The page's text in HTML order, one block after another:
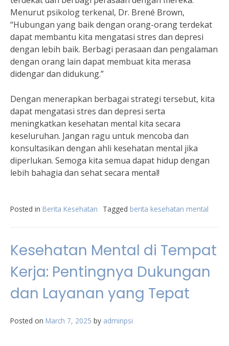
Menurut psikolog terkenal, Dr. Brené Brown,
“Hubungan yang baik dengan orang-orang terdekat
dapat membantu kita mengatasi stres dan depresi
dengan lebih baik. Berbagi perasaan dan pengalaman
dengan orang lain dapat membuat kita merasa
didengar dan didukung.”
Dengan menerapkan berbagai strategi tersebut, kita
dapat mengatasi stres dan depresi serta
meningkatkan kesehatan mental kita secara
keseluruhan. Jangan ragu untuk mencoba dan
konsultasikan dengan ahli kesehatan mental jika
diperlukan. Semoga kita semua dapat hidup dengan
lebih bahagia dan sehat secara mental!
Posted in Berita Kesehatan Tagged berita kesehatan mental
Kesehatan Mental di Tempat
Kerja: Pentingnya Dukungan
dan Layanan yang Tepat
Posted on March 7, 2025 by adminpsi